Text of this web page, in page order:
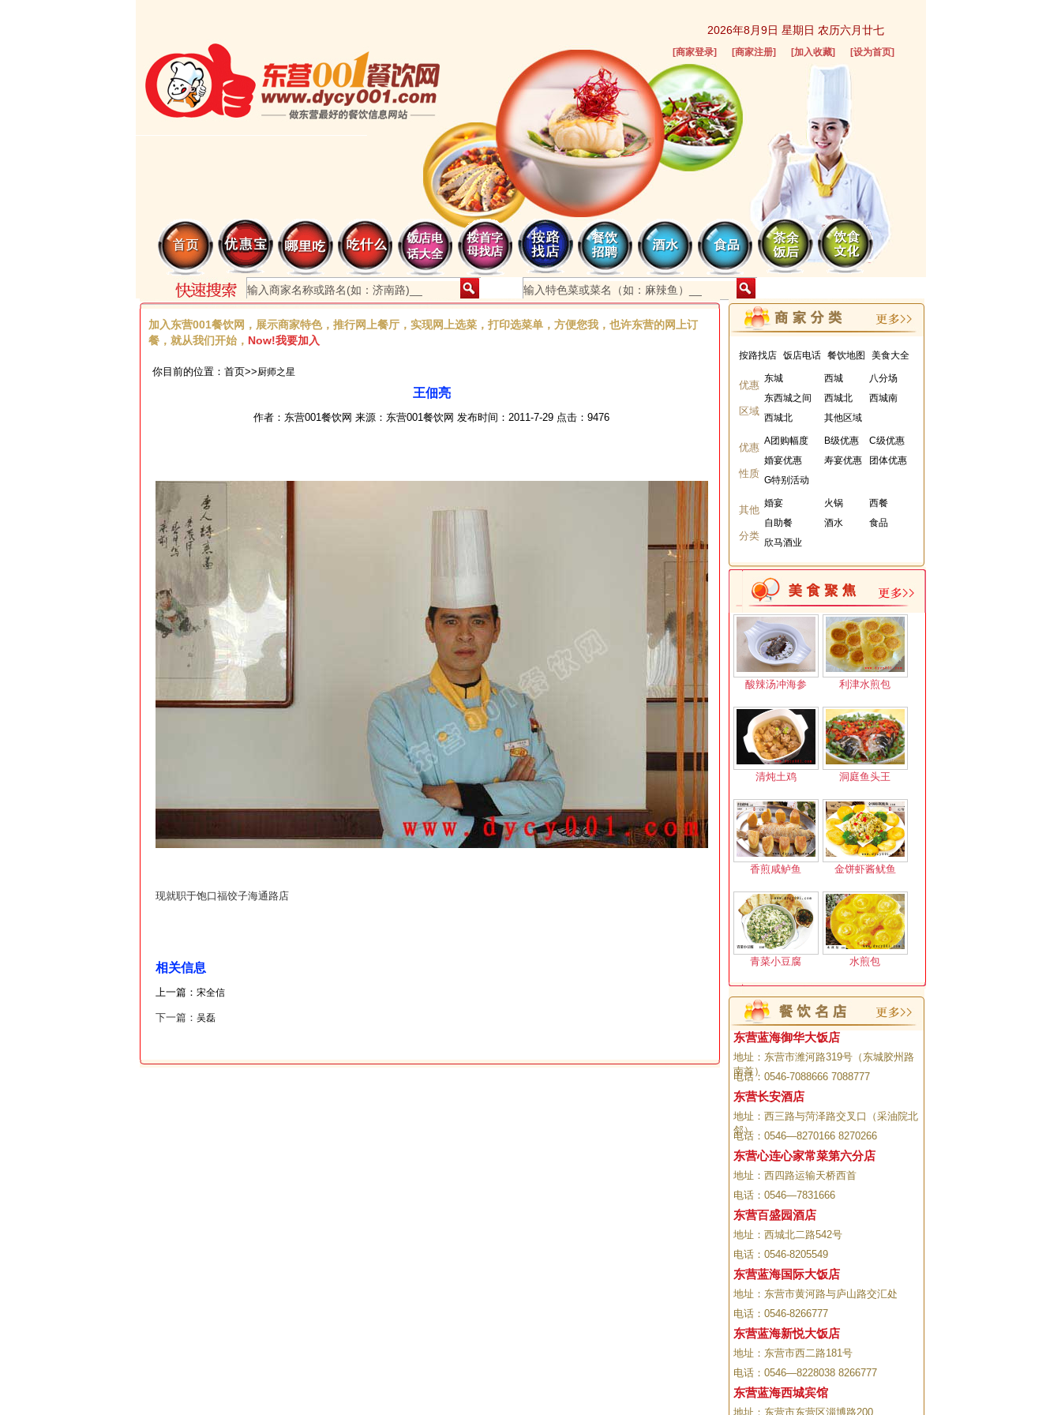
2026年8月9日 星期日 农历六月廿七
[商家登录] [商家注册] [加入收藏] [设为首页]
加入东营001餐饮网，展示商家特色，推行网上餐厅，实现网上选菜，打印选菜单，方便您我，也许东营的网上订
餐，就从我们开始， Now!我要加入
你目前的位置：首页>>厨师之星
王佃亮
作者：东营001餐饮网 来源：东营001餐饮网 发布时间：2011-7-29 点击：9476
现就职于饱口福饺子海通路店
相关信息
上一篇： 宋全信
下一篇： 吴磊
按路找店 饭店电话 餐饮地图 美食大全
优惠
区域
东城 西城
八分场
东西城之间
西城北
西城南
西城北
其他区域
优惠
性质
A团购幅度 B级优惠
C级优惠
婚宴优惠
寿宴优惠
团体优惠
G特别活动
其他
分类
婚宴 火锅
西餐
自助餐
酒水
食品
欣马酒业
酸辣汤冲海参 利津水煎包
清炖土鸡 洞庭鱼头王
香煎咸鲈鱼 金饼虾酱鱿鱼
青菜小豆腐 水煎包
东营蓝海御华大饭店
地址：东营市潍河路319号（东城胶州路
南首）
电话：0546-7088666 7088777
东营长安酒店
地址：西三路与菏泽路交叉口（采油院北
邻）
电话：0546—8270166 8270266
东营心连心家常菜第六分店
地址：西四路运输天桥西首
电话：0546—7831666
东营百盛园酒店
地址：西城北二路542号
电话：0546-8205549
东营蓝海国际大饭店
地址：东营市黄河路与庐山路交汇处
电话：0546-8266777
东营蓝海新悦大饭店
地址：东营市西二路181号
电话：0546—8228038 8266777
东营蓝海西城宾馆
地址：东营市东营区淄博路200